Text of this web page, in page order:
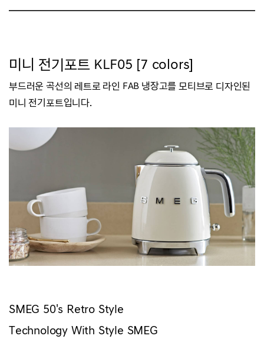
미니 전기포트 KLF05 [7 colors]
부드러운 곡선의 레트로 라인 FAB 냉장고를 모티브로 디자인된
미니 전기포트입니다.
SMEG 50's Retro Style
Technology With Style SMEG